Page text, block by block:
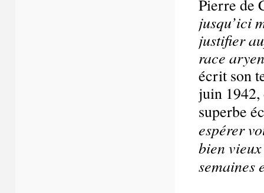
Pierre de
jusqu’ici
justifier
race
écrit son
juin 1942,
superbe
espérer
bien
semaines